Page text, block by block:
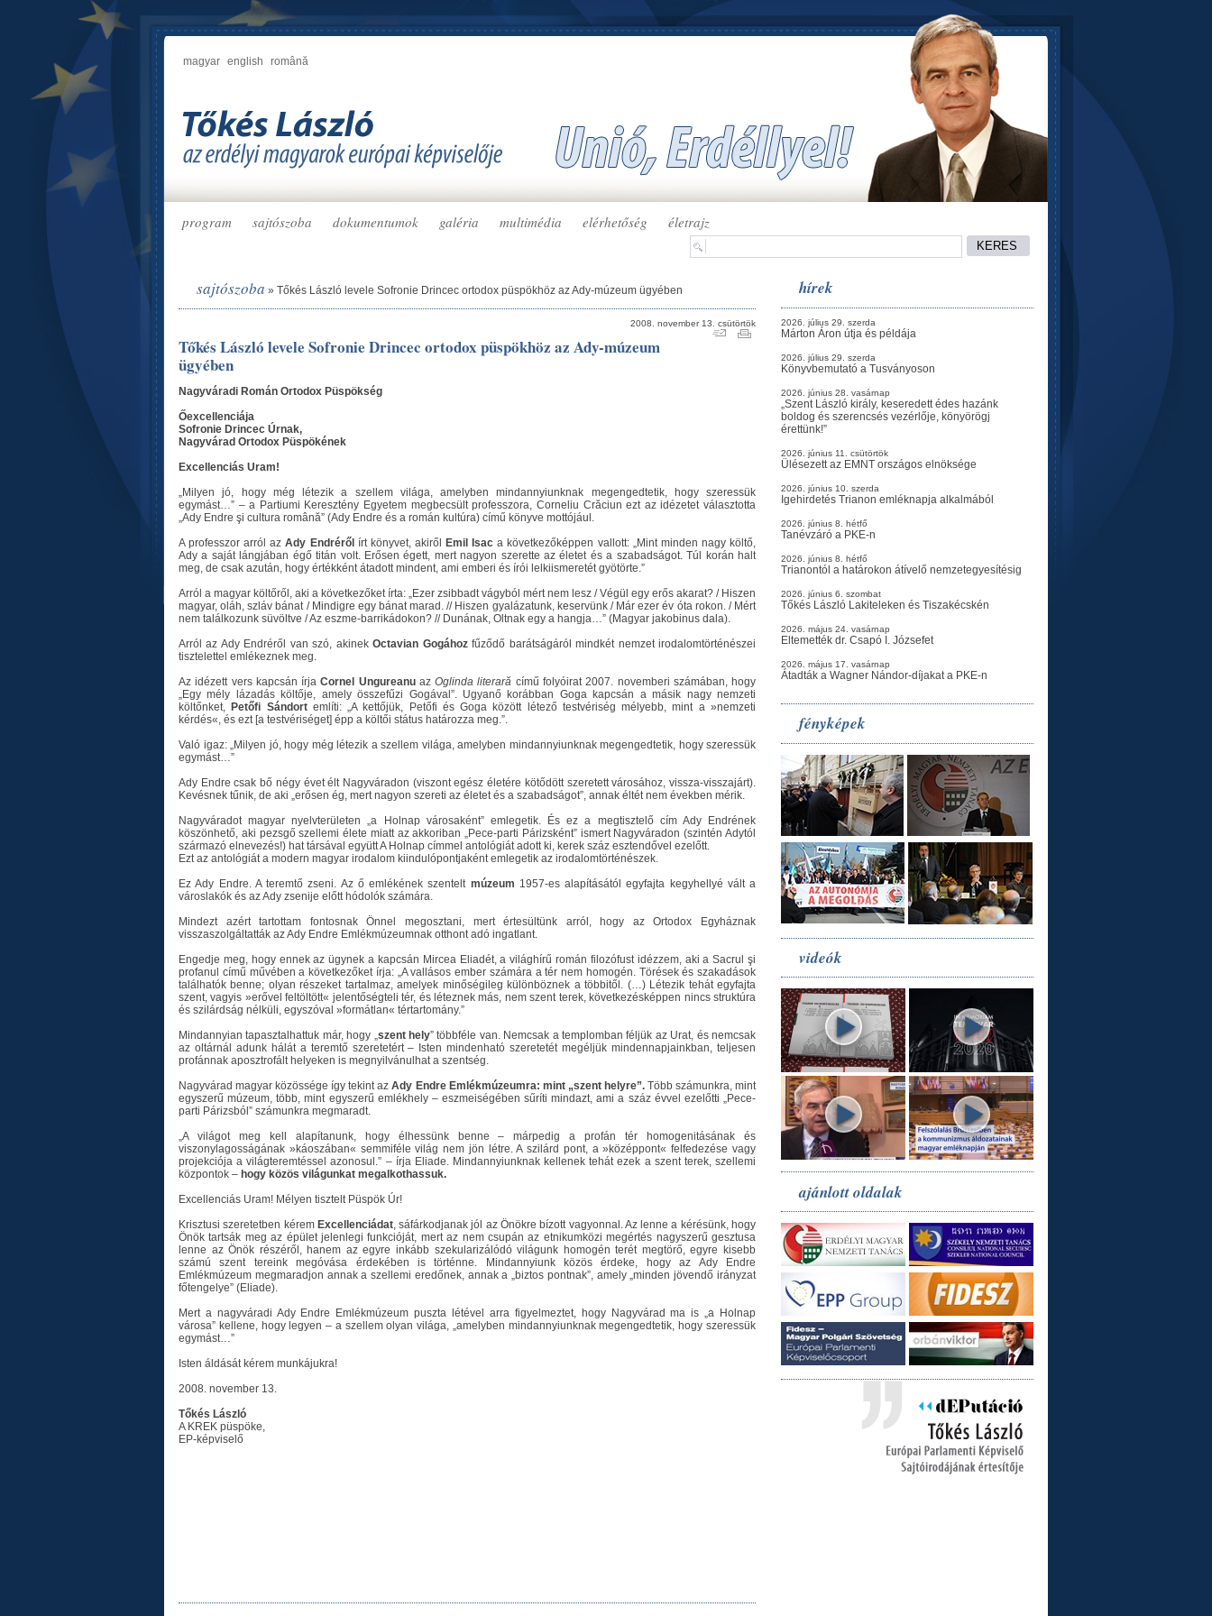
magyar english română
program sajtószoba dokumentumok galéria multimédia elérhetőség életrajz
sajtószoba » Tőkés László levele Sofronie Drincec ortodox püspökhöz az Ady-múzeum ügyében
2008. november 13. csütörtök
Tőkés László levele Sofronie Drincec ortodox püspökhöz az Ady-múzeum
ügyében
Nagyváradi Román Ortodox Püspökség
Őexcellenciája
Sofronie Drincec Úrnak,
Nagyvárad Ortodox Püspökének
Excellenciás Uram!
„Milyen jó, hogy még létezik a szellem világa, amelyben mindannyiunknak megengedtetik, hogy szeressük
egymást…” – a Partiumi Keresztény Egyetem megbecsült professzora, Corneliu Crăciun ezt az idézetet választotta
„Ady Endre şi cultura română” (Ady Endre és a román kultúra) című könyve mottójául.
A professzor arról azAdy Endréről írt könyvet, akiről Emil Isac a következőképpen vallott: „Mint minden nagy költő,
Ady a saját lángjában égő titán volt. Erősen égett, mert nagyon szerette az életet és a szabadságot. Túl korán halt
meg, de csak azután, hogy értékként átadott mindent, ami emberi és írói lelkiismeretét gyötörte.”
Arról a magyar költőről, aki a következőket írta: „Ezer zsibbadt vágyból mért nem lesz / Végül egy erős akarat? / Hiszen
magyar, oláh, szláv bánat / Mindigre egy bánat marad. // Hiszen gyalázatunk, keservünk / Már ezer év óta rokon. / Mért
nem találkozunk süvöltve / Az eszme-barrikádokon? // Dunának, Oltnak egy a hangja…” (Magyar jakobinus dala).
Arról az Ady Endréről van szó, akinekOctavian Gogáhozfűződő barátságáról mindkét nemzet irodalomtörténészei
tisztelettel emlékeznek meg.
Az idézett vers kapcsán írja Cornel UngureanuazOglinda literară című folyóirat 2007. novemberi számában, hogy
„Egy mély lázadás költője, amely összefűzi Gogával”. Ugyanő korábban Goga kapcsán a másik nagy nemzeti
költőnket, Petőfi Sándortemlíti: „A kettőjük, Petőfi és Goga között létező testvériség mélyebb, mint a »nemzeti
kérdés«, és ezt [a testvériséget] épp a költői státus határozza meg.”.
Való igaz: „Milyen jó, hogy még létezik a szellem világa, amelyben mindannyiunknak megengedtetik, hogy szeressük
egymást…”
Ady Endre csak bő négy évet élt Nagyváradon (viszont egész életére kötődött szeretett városához, vissza-visszajárt).
Kevésnek tűnik, de aki „erősen ég, mert nagyon szereti az életet és a szabadságot”, annak éltét nem években mérik.
Nagyváradot magyar nyelvterületen „a Holnap városaként” emlegetik. És ez a megtisztelő cím Ady Endrének
köszönhető, aki pezsgő szellemi élete miatt az akkoriban „Pece-parti Párizsként” ismert Nagyváradon (szintén Adytól
származó elnevezés!) hat társával együtt A Holnap címmel antológiát adott ki, kerek száz esztendővel ezelőtt.
Ezt az antológiát a modern magyar irodalom kiindulópontjaként emlegetik az irodalomtörténészek.
Ez Ady Endre. A teremtő zseni. Az ő emlékének szentelt múzeum 1957-es alapításától egyfajta kegyhellyé vált a
városlakók és az Ady zsenije előtt hódolók számára.
Mindezt azért tartottam fontosnak Önnel megosztani, mert értesültünk arról, hogy az Ortodox Egyháznak
visszaszolgáltatták az Ady Endre Emlékmúzeumnak otthont adó ingatlant.
Engedje meg, hogy ennek az ügynek a kapcsán Mircea Eliadét, a világhírű román filozófust idézzem, aki a Sacrul şi
profanul című művében a következőket írja: „A vallásos ember számára a tér nem homogén. Törések és szakadások
találhatók benne; olyan részeket tartalmaz, amelyek minőségileg különböznek a többitől. (…) Létezik tehát egyfajta
szent, vagyis »erővel feltöltött« jelentőségteli tér, és léteznek más, nem szent terek, következésképpen nincs struktúra
és szilárdság nélküli, egyszóval »formátlan« tértartomány.”
Mindannyian tapasztalhattuk már, hogy „szent hely” többféle van. Nemcsak a templomban féljük az Urat, és nemcsak
az oltárnál adunk hálát a teremtő szeretetért – Isten mindenható szeretetét megéljük mindennapjainkban, teljesen
profánnak aposztrofált helyeken is megnyilvánulhat a szentség.
Nagyvárad magyar közössége így tekint azAdy Endre Emlékmúzeumra: mint „szent helyre”.Több számunkra, mint
egyszerű múzeum, több, mint egyszerű emlékhely – eszmeiségében sűríti mindazt, ami a száz évvel ezelőtti „Pece-
parti Párizsból” számunkra megmaradt.
„A világot meg kell alapítanunk, hogy élhessünk benne – márpedig a profán tér homogenitásának és
viszonylagosságának »káoszában« semmiféle világ nem jön létre. A szilárd pont, a »középpont« felfedezése vagy
projekciója a világteremtéssel azonosul.” – írja Eliade. Mindannyiunknak kellenek tehát ezek a szent terek, szellemi
központok – hogy közös világunkat megalkothassuk.
Excellenciás Uram! Mélyen tisztelt Püspök Úr!
Krisztusi szeretetben kérem Excellenciádat, sáfárkodjanak jól az Önökre bízott vagyonnal. Az lenne a kérésünk, hogy
Önök tartsák meg az épület jelenlegi funkcióját, mert az nem csupán az etnikumközi megértés nagyszerű gesztusa
lenne az Önök részéről, hanem az egyre inkább szekularizálódó világunk homogén terét megtörő, egyre kisebb
számú szent tereink megóvása érdekében is történne. Mindannyiunk közös érdeke, hogy az Ady Endre
Emlékmúzeum megmaradjon annak a szellemi eredőnek, annak a „biztos pontnak”, amely „minden jövendő irányzat
főtengelye” (Eliade).
Mert a nagyváradi Ady Endre Emlékmúzeum puszta létével arra figyelmeztet, hogy Nagyvárad ma is „a Holnap
városa” kellene, hogy legyen – a szellem olyan világa, „amelyben mindannyiunknak megengedtetik, hogy szeressük
egymást…”
Isten áldását kérem munkájukra!
2008. november 13.
Tőkés László
A KREK püspöke,
EP-képviselő
hírek
2026. július 29. szerda
Márton Áron útja és példája
2026. július 29. szerda
Könyvbemutató a Tusványoson
2026. június 28. vasárnap
„Szent László király, keseredett édes hazánk
boldog és szerencsés vezérlője, könyörögj
érettünk!”
2026. június 11. csütörtök
Ülésezett az EMNT országos elnöksége
2026. június 10. szerda
Igehirdetés Trianon emléknapja alkalmából
2026. június 8. hétfő
Tanévzáró a PKE-n
2026. június 8. hétfő
Trianontól a határokon átívelő nemzetegyesítésig
2026. június 6. szombat
Tőkés László Lakiteleken és Tiszakécskén
2026. május 24. vasárnap
Eltemették dr. Csapó I. Józsefet
2026. május 17. vasárnap
Átadták a Wagner Nándor-díjakat a PKE-n
fényképek
videók
ajánlott oldalak